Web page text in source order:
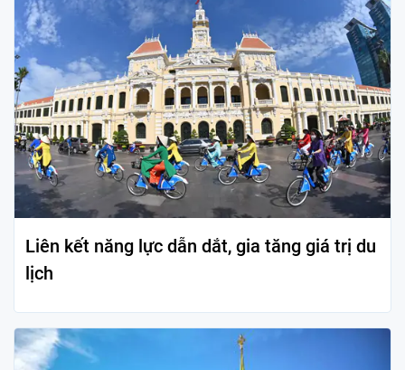
Liên kết năng lực dẫn dắt, gia tăng giá trị du
lịch